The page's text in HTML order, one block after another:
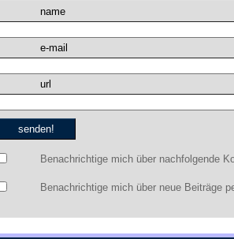
name
e-mail
url
Benachrichtige mich über nachfolgende
Benachrichtige mich über neue Beiträge